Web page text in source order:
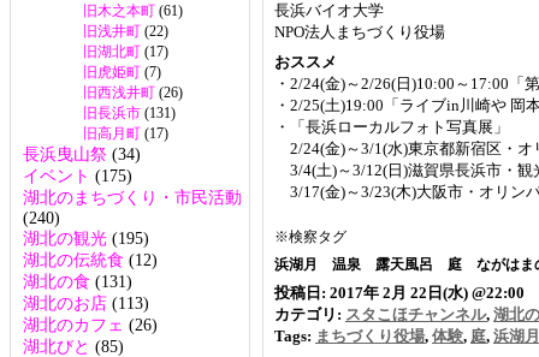
旧木之本町 (61)
旧浅井町 (22)
旧湖北町 (17)
旧虎姫町 (7)
旧西浅井町 (26)
旧長浜市 (131)
旧高月町 (17)
長浜曳山祭 (34)
イベント (175)
湖北のまちづくり・市民活動
(240)
湖北の観光 (195)
湖北の伝統食 (12)
湖北の食 (131)
湖北のお店 (113)
湖北のカフェ (26)
湖北びと (85)
長浜バイオ大学
NPO法人まちづくり役場
おススメ
・2/24(金)～2/26(日)10:00～17:00「
・2/25(土)19:00「ライブin川崎や 岡
・「長浜ローカルフォト写真展」
2/24(金)～3/1(水)東京都新宿区・オ
3/4(土)～3/12(日)滋賀県長浜市・観
3/17(金)～3/23(木)大阪市・オリン
※検察タグ
浜湖月 温泉 露天風呂 庭 ながはま
投稿日: 2017年 2月 22日(水) @22:00
カテゴリ: スタこほチャンネル, 湖北
Tags: まちづくり役場, 体験, 庭, 浜湖月